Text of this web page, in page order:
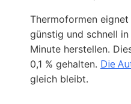
Thermoformen
günstig und schnell
Minute herstellen.
0,1 % gehalten. Die
gleich bleibt.